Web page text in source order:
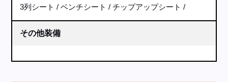
3列シート ベンチシート チップアップシート
その他装備